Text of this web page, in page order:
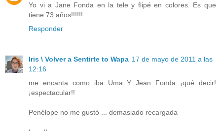
Yo vi a Jane Fonda en la tele y flipé en colores. Es que
tiene 73 años!!!!!!
Responder
Iris \ Volver a Sentirte to Wapa 17 de mayo de 2011 a las
12:16
me encanta como iba Uma Y Jean Fonda ¡qué decir!
¡espectacular!!
Penélope no me gustó ... demasiado recargada